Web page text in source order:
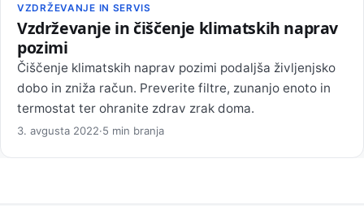
VZDRŽEVANJE IN SERVIS
Vzdrževanje in čiščenje klimatskih naprav
pozimi
Čiščenje klimatskih naprav pozimi podaljša življenjsko
dobo in zniža račun. Preverite filtre, zunanjo enoto in
termostat ter ohranite zdrav zrak doma.
3. avgusta 2022·5 min branja